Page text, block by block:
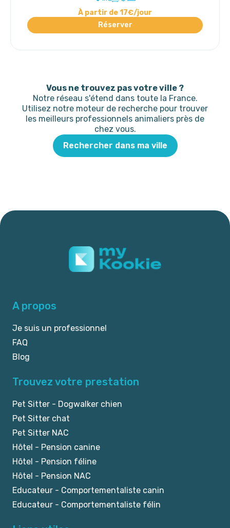
À partir de 17€/jour
Réserver
Vous ne trouvez pas votre ville ?
Notre réseau s'étend dans toute la France.
Utilisez notre moteur de recherche pour trouver
les meilleurs professionnels animaliers près de
chez vous.
Rechercher dans ma ville
A propos
Je suis un professionnel
FAQ
Blog
Trouvez votre prestation
Pet Sitter - Dogwalker chien
Pet Sitter chat
Pet Sitter NAC
Hôtel - Pension canine
Hôtel - Pension féline
Hôtel - Pension NAC
Educateur - Comportementaliste canin
Educateur - Comportementaliste félin